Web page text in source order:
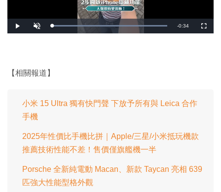
播
放
開
啟
載
入
剩
-0:34
全
螢
【相關報道】
小米 15 Ultra 獨有快門聲 下放予所有與 Leica 合作
手機
2025年性價比手機比拼｜Apple/三星/小米抵玩機款
推薦技術性能不差！售價僅旗艦機一半
Porsche 全新純電動 Macan、新款 Taycan 亮相 639
匹強大性能型格外觀